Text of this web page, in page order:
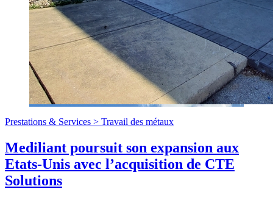
Prestations & Services > Travail des métaux
Mediliant poursuit son expansion aux
Etats-Unis avec l’acquisition de CTE
Solutions